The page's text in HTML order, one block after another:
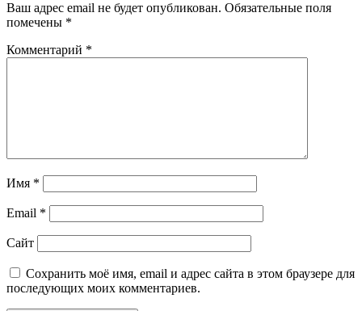
Ваш адрес email не будет опубликован. Обязательные поля
помечены *
Комментарий *
Имя *
Email *
Сайт
Сохранить моё имя, email и адрес сайта в этом браузере для
последующих моих комментариев.